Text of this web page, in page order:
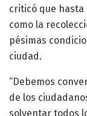
criticó que
como la
pésimas
ciudad.
“Debemos
de los
solventar todos